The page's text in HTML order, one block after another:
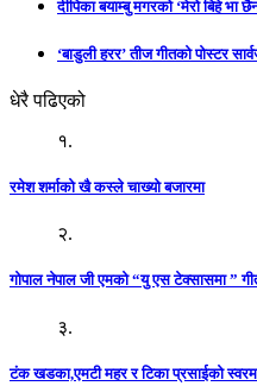
दीपिका बयाम्बु मगरको ‘मेरो बिहे भा
‘बाडुली हरर’ तीज गीतको पोस्टर
धेरै पढिएको
१.
रमेश शर्माको खै कस्ले चाख्यो बजारमा
२.
गोपाल नेपाल जी एमको “यु एस टेक्सासमा ”
३.
टंक खडका,एमटी महर र टिका प्रसाईको